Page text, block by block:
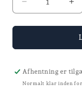
Reducer
antallet
for
-
Roederer
Øg
for
-
Afhentning er
Normalt klar inden for